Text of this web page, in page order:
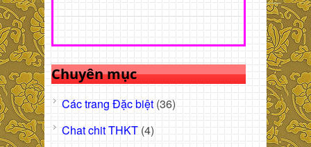
Chuyên mục
Các trang Đặc biệt (36)
Chat chit THKT (4)